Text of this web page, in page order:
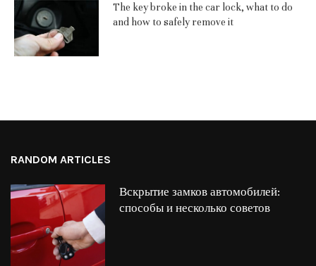
The key broke in the car lock, what to do
and how to safely remove it
RANDOM ARTICLES
Вскрытие замков автомобилей:
способы и несколько советов